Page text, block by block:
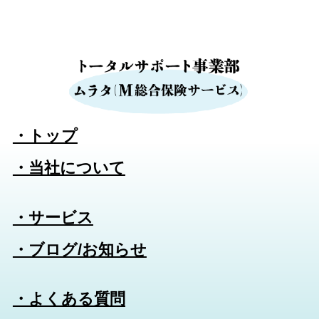
・トップ
・当社について
・サービス
・ブログ/お知らせ
・よくある質問